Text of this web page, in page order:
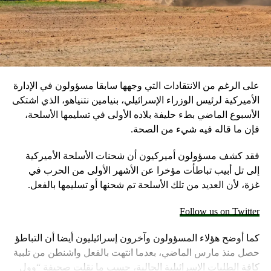
أمضت سيمون ٣٠ يوماً في المستشفى قبل ان تتمكن من العودة
الى منزلها.
“أخذت دواء للتخلص من الحليب، خضعت لعلاج لتجلط الدم ما
تطلب جهداً كبيراً لكن قلبي كان مطمئناً: قمت بما هو صحيح. لا
اللّه كرمني عيش هذه القصة.”
العودة إلى الصفحة الرئيسية
RELATED TOPICS:
على الرغم من الانتقادات التي وجهها سابقا مسؤولون في الإدارة
الأميركية لرئيس الوزراء الإسرائيلي، بنيامين نتنياهو، الذي اشتكى
الأسبوع الماضي بطء حليفة بلاده الأولى في تسليمها الأسلحة،
فإن ما قاله فيه شيء من الصحة.
فقد كشف مسؤولون أميركيون أن شحنات الأسلحة الأميركية
إلى تل أبيب تباطأت مؤخرا عن الأشهر الأولى من الحرب في
غزة، لأن العديد من تلك الأسلحة تم شحنها أو تسليمها بالفعل.
Follow us on Twitter
كما أوضح هؤلاء المسؤولون وآخرون إسرائيليون أيضا أن التباطؤ
حصل منذ مارس الماضي، بعدما انتهت بالفعل واشنطن من تلبية
كافة الطلبات الإسرائيلية الحالية، حسب ما نقلت صحيفة “وول